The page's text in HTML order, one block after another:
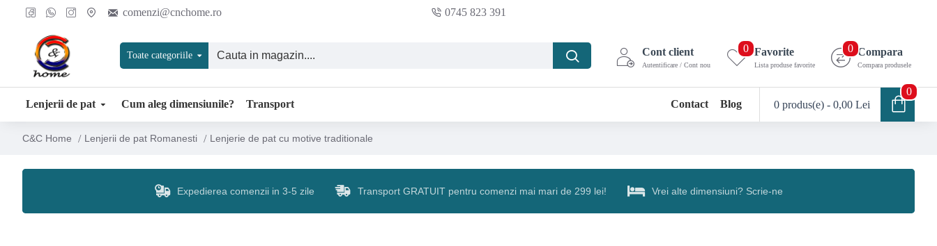
comenzi@cnchome.ro 0745 823 391
Toate categoriile Cont client
Autentificare / Cont nou
Favorite
Lista produse favorite
0 Compara
Compara produsele
0
Lenjerii de pat Cum aleg dimensiunile? Transport Contact Blog 0 produs(e) - 0,00 Lei
0
C&C Home Lenjerii de pat Romanesti Lenjerie de pat cu motive traditionale
Expedierea comenzii in 3-5 zile Transport GRATUIT pentru comenzi mai mari de 299 lei! Vrei alte dimensiuni? Scrie-ne